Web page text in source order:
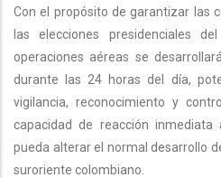
Con el propósito de garantizar las
las elecciones presidenciales
operaciones aéreas se
durante las 24 horas del día,
vigilancia, reconocimiento y
capacidad de reacción inmediata
pueda alterar el normal desarrollo
suroriente colombiano.